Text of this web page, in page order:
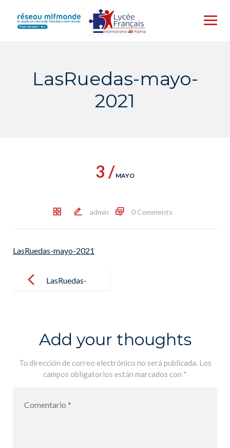
content
LasRuedas-mayo-
2021
3 / MAYO
admin 0 Comments
LasRuedas-mayo-2021
navigationLasRuedas-
Add your thoughts
Tu dirección de correo electrónico no será publicada. Los
campos obligatorios están marcados con *